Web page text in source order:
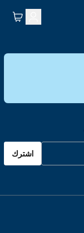
اشترك